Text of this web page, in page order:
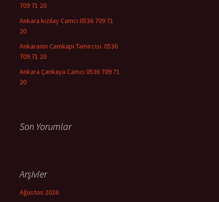
709 71 20
Ankara kızılay Camcı 0536 709 71
20
Ankaranın Camkapı Tamircisi. 0536
709 71 20
Ankara Çankaya Camcı 0536 709 71
20
Son Yorumlar
Arşivler
Ağustos 2026